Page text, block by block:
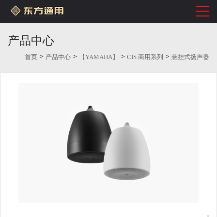
产品中心
首页 > 产品中心 > 【YAMAHA】 > CIS 商用系列 > 悬挂式扬声器